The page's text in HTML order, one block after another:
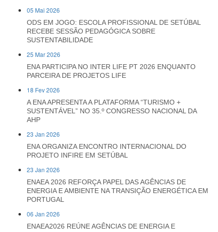
05 Mai 2026
ODS EM JOGO: ESCOLA PROFISSIONAL DE SETÚBAL
RECEBE SESSÃO PEDAGÓGICA SOBRE
SUSTENTABILIDADE
25 Mar 2026
ENA PARTICIPA NO INTER LIFE PT 2026 ENQUANTO
PARCEIRA DE PROJETOS LIFE
18 Fev 2026
A ENA APRESENTA A PLATAFORMA “TURISMO +
SUSTENTÁVEL” NO 35.º CONGRESSO NACIONAL DA
AHP
23 Jan 2026
ENA ORGANIZA ENCONTRO INTERNACIONAL DO
PROJETO INFIRE EM SETÚBAL
23 Jan 2026
ENAEA 2026 REFORÇA PAPEL DAS AGÊNCIAS DE
ENERGIA E AMBIENTE NA TRANSIÇÃO ENERGÉTICA EM
PORTUGAL
06 Jan 2026
ENAEA2026 REÚNE AGÊNCIAS DE ENERGIA E